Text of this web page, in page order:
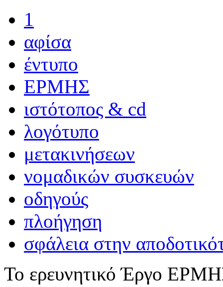
1
αφίσα
έντυπο
ΕΡΜΗΣ
ιστότοπος & cd
λογότυπο
μετακινήσεων
νομαδικών συσκευών
οδηγούς
πλοήγηση
σφάλεια στην
Το ερευνητικό Έργο